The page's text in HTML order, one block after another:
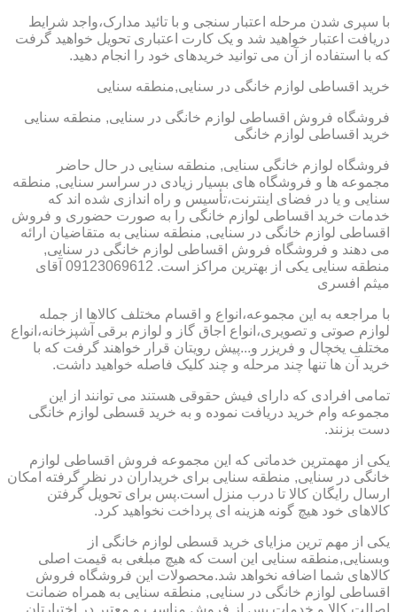
با سپری شدن مرحله اعتبار سنجی و با تائید مدارک،واجد شرایط
دریافت اعتبار خواهید شد و یک کارت اعتباری تحویل خواهید گرفت
که با استفاده از آن می توانید خریدهای خود را انجام دهید.
خرید اقساطی لوازم خانگی در سنایی,منطقه سنایی
فروشگاه فروش اقساطی لوازم خانگی در سنایی, منطقه سنایی
خرید اقساطی لوازم خانگی
فروشگاه لوازم خانگی سنایی, منطقه سنایی در حال حاضر
مجموعه ها و فروشگاه های بسیار زیادی در سراسر سنایی, منطقه
سنایی و یا در فضای اینترنت،تأسیس و راه اندازی شده اند که
خدمات خرید اقساطی لوازم خانگی را به صورت حضوری و فروش
اقساطی لوازم خانگی در سنایی, منطقه سنایی به متقاضیان ارائه
می دهند و فروشگاه فروش اقساطی لوازم خانگی در سنایی,
منطقه سنایی یکی از بهترین مراکز است. 09123069612 آقای
میثم افسری
با مراجعه به این مجموعه،انواع و اقسام مختلف کالاها از جمله
لوازم صوتی و تصویری،انواع اجاق گاز و لوازم برقی آشپزخانه،انواع
مختلف یخچال و فریزر و...پیش رویتان قرار خواهند گرفت که با
خرید آن ها تنها چند مرحله و چند کلیک فاصله خواهید داشت.
تمامی افرادی که دارای فیش حقوقی هستند می توانند از این
مجموعه وام خرید دریافت نموده و به خرید قسطی لوازم خانگی
دست بزنند.
یکی از مهمترین خدماتی که این مجموعه فروش اقساطی لوازم
خانگی در سنایی, منطقه سنایی برای خریداران در نظر گرفته امکان
ارسال رایگان کالا تا درب منزل است.پس برای تحویل گرفتن
کالاهای خود هیچ گونه هزینه ای پرداخت نخواهید کرد.
یکی از مهم ترین مزایای خرید قسطی لوازم خانگی از
وبسنایی,منطقه سنایی این است که هیچ مبلغی به قیمت اصلی
کالاهای شما اضافه نخواهد شد.محصولات این فروشگاه فروش
اقساطی لوازم خانگی در سنایی, منطقه سنایی به همراه ضمانت